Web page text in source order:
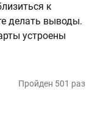
к
делать выводы.
устроены
Пройден 501 раз